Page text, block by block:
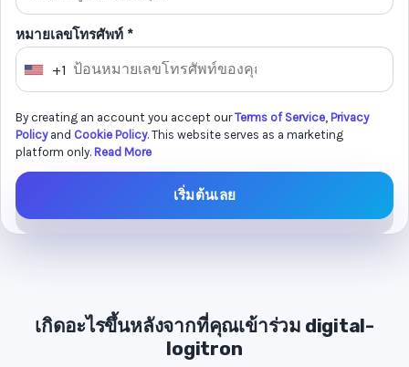
หมายเลขโทรศัพท์ *
U
i
t
e
S
e
+1
By creating an account you accept ourTerms of Service, Privacy
Policyand Cookie Policy. This website serves as a marketing
platform only. Read More
เริ่มต้นเลย
เกิดอะไรขึ้นหลังจากที่คุณเข้าร่วม digital-
logitron